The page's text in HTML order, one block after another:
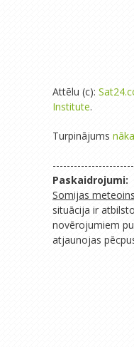
Attēlu (c):
Institute.
Turpinājums
-----------------------
Paskaidrojumi:
Somijas
situācija ir
novērojumiem
atjaunojas